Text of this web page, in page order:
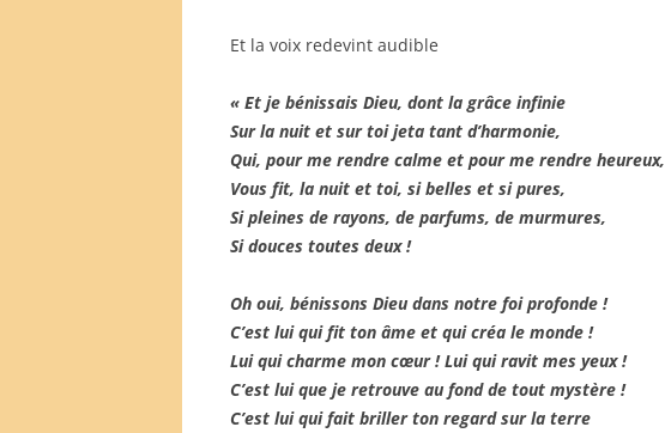
Et la voix redevint audible
« Et je bénissais Dieu, dont la grâce infinie
Sur la nuit et sur toi jeta tant d’harmonie,
Qui, pour me rendre calme et pour me rendre heureux,
Vous fit, la nuit et toi, si belles et si pures,
Si pleines de rayons, de parfums, de murmures,
Si douces toutes deux !
Oh oui, bénissons Dieu dans notre foi profonde !
C’est lui qui fit ton âme et qui créa le monde !
Lui qui charme mon cœur ! Lui qui ravit mes yeux !
C’est lui que je retrouve au fond de tout mystère !
C’est lui qui fait briller ton regard sur la terre